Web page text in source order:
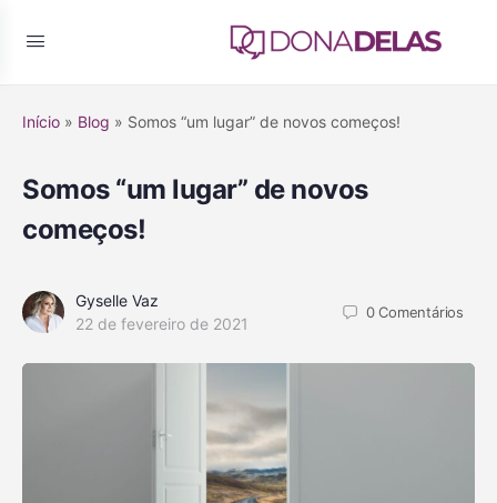
Início » Blog » Somos “um lugar” de novos começos!
Somos “um lugar” de novos
começos!
Gyselle Vaz
22 de fevereiro de 2021
0Comentários